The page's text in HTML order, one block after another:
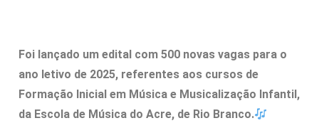
Foi lançado um edital com 500 novas vagas para o
ano letivo de 2025, referentes aos cursos de
Formação Inicial em Música e Musicalização Infantil,
da Escola de Música do Acre, de Rio Branco.